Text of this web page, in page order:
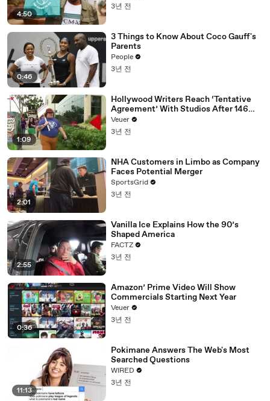
4:50
3년 전
0:46
3 Things to Know About Coco Gauff's
Parents
People
3년 전
1:09
Hollywood Writers Reach ‘Tentative
Agreement’ With Studios After 146
Day Strike
Veuer
3년 전
2:01
NHA Customers in Limbo as Company
Faces Potential Merger
SportsGrid
3년 전
2:55
Vanilla Ice Explains How the 90’s
Shaped America
FACTZ
3년 전
0:36
Amazon’ Prime Video Will Show
Commercials Starting Next Year
Veuer
3년 전
11:13
Pokimane Answers The Web's Most
Searched Questions
WIRED
3년 전